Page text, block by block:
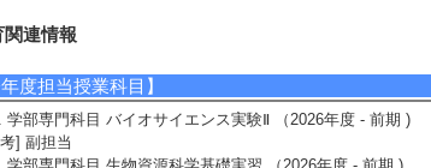
関連情報
年度担当授業科目】
学部専門科目 バイオサイエンス実験Ⅱ （2026年度 - 前期 )
] 副担当